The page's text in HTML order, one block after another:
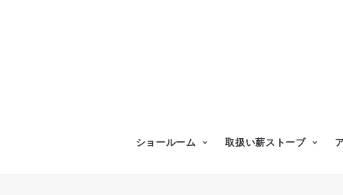
ショールーム 取扱い薪ストーブ